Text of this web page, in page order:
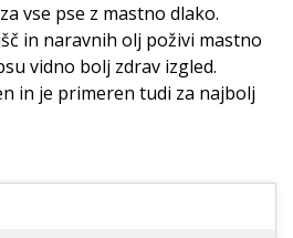
vse pse z mastno dlako.
in naravnih olj poživi mastno
vidno bolj zdrav izgled.
in je primeren tudi za najbolj